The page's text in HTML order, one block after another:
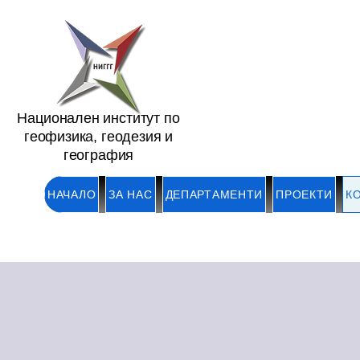
Национален институт по
геофизика, геодезия и
география
НАЧАЛО ЗА НАС ДЕПАРТАМЕНТИ ПРОЕКТИ